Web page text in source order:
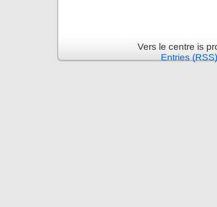
Vers le centre is
Entries (RSS)